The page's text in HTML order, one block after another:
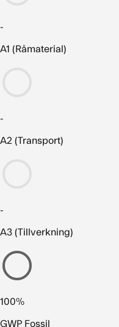
-
A1 (Råmaterial)
-
A2 (Transport)
-
A3 (Tillverkning)
100%
GWP Fossil